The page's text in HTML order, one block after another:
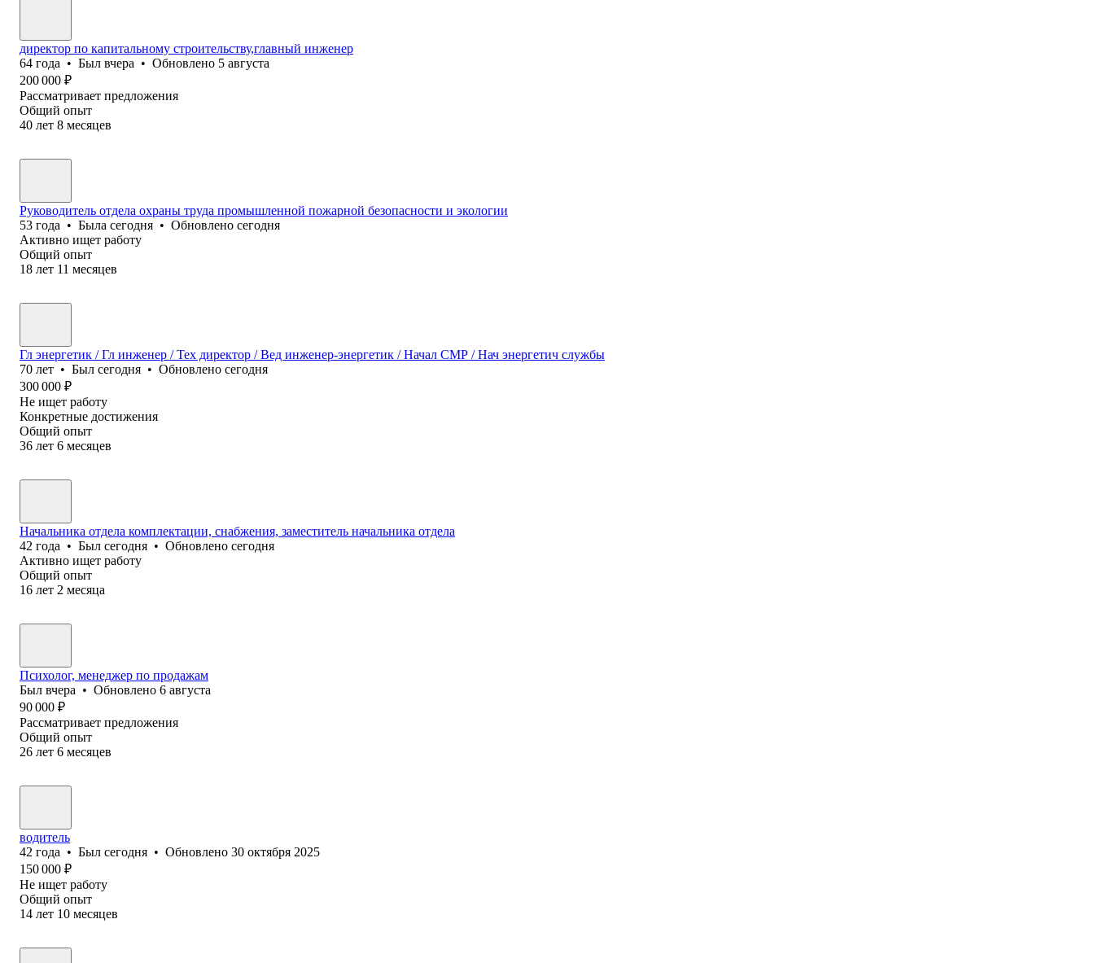
директор по капитальному строительству,главный инженер
64 года • Был вчера • Обновлено 5 августа
200 000 ₽
Рассматривает предложения
Общий опыт
40 лет 8 месяцев
Руководитель отдела охраны труда промышленной пожарной безопасности и экологии
53 года • Была сегодня • Обновлено сегодня
Активно ищет работу
Общий опыт
18 лет 11 месяцев
Гл энергетик / Гл инженер / Тех директор / Вед инженер-энергетик / Начал СМР / Нач энергетич службы
70 лет • Был сегодня • Обновлено сегодня
300 000 ₽
Не ищет работу
Конкретные достижения
Общий опыт
36 лет 6 месяцев
Начальника отдела комплектации, снабжения, заместитель начальника отдела
42 года • Был сегодня • Обновлено сегодня
Активно ищет работу
Общий опыт
16 лет 2 месяца
Психолог, менеджер по продажам
Был вчера • Обновлено 6 августа
90 000 ₽
Рассматривает предложения
Общий опыт
26 лет 6 месяцев
водитель
42 года • Был сегодня • Обновлено 30 октября 2025
150 000 ₽
Не ищет работу
Общий опыт
14 лет 10 месяцев